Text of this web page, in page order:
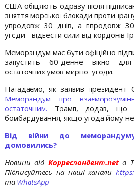
США обіцяють одразу після
зняття морської блокади проти
упродовж 30 днів, а впродовж 30
угоди - відвести сили від кордонів
Меморандум має бути офіційно
запустить 60-денне вікно
остаточних умов мирної угоди.
Нагадаємо, як заявив
Меморандум про
остаточним. Трамп, додав, що
бомбардування, якщо угода йому не
Від війни до
домовились?
Новини від Корреспондент.netв
Підписуйтесь на наші канали
та WhatsApp